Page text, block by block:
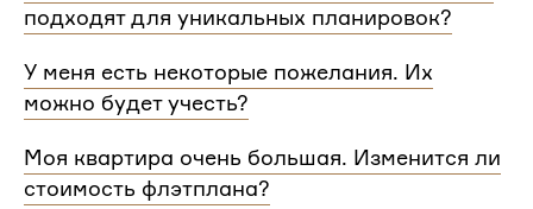
подходят для уникальных планировок?
планировки и учтем особенности вашей
квартиры.
У меня есть некоторые пожелания. Их
можно будет учесть?
согласуем с вами планировочное решение,
расстановку мебели и важные детали. Вы
Моя квартира очень большая. Изменится ли
стоимость флэтплана?